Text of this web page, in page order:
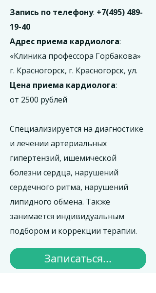
Запись по телефону: +7(495) 489-
19-40
Адрес приема кардиолога:
«Клиника профессора Горбакова»
г. Красногорск, г. Красногорск, ул.
Цена приема кардиолога:
от 2500 рублей
Специализируется на диагностике
и лечении артериальных
гипертензий, ишемической
болезни сердца, нарушений
сердечного ритма, нарушений
липидного обмена. Также
занимается индивидуальным
подбором и коррекции терапии.
Записаться...